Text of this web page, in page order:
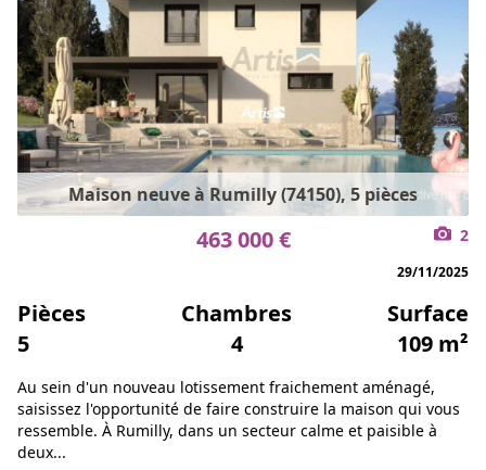
Maison neuve à Rumilly (74150), 5 pièces
463 000 € 2
29/11/2025
Pièces
5
Chambres
4
Surface
109 m²
Au sein d'un nouveau lotissement fraichement aménagé,
saisissez l'opportunité de faire construire la maison qui vous
ressemble. À Rumilly, dans un secteur calme et paisible à
deux...